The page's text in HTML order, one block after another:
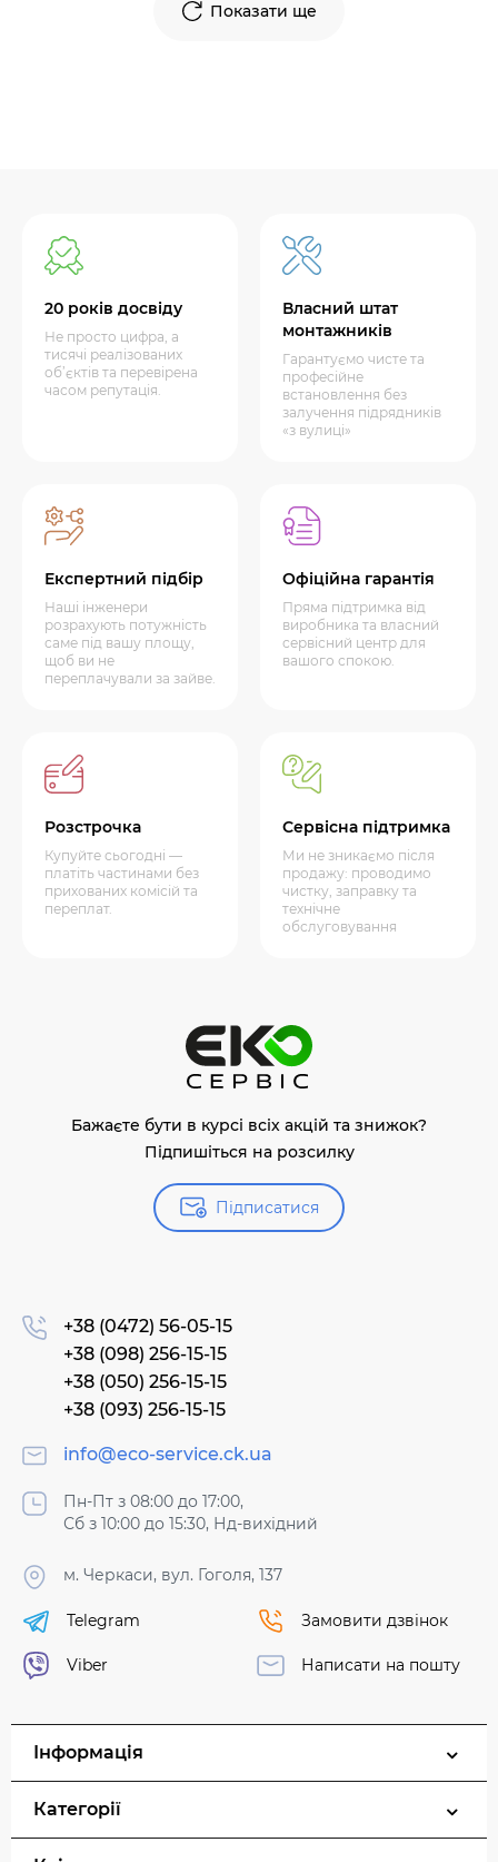
Показати ще
20 років досвіду
Не просто цифра, а
тисячі реалізованих
об’єктів та перевірена
часом репутація.
Власний штат
монтажників
Гарантуємо чисте та
професійне
встановлення без
залучення підрядників
«з вулиці»
Експертний підбір
Наші інженери
розрахують потужність
саме під вашу площу,
щоб ви не
переплачували за зайве.
Офіційна гарантія
Пряма підтримка від
виробника та власний
сервісний центр для
вашого спокою.
Розстрочка
Купуйте сьогодні —
платіть частинами без
прихованих комісій та
переплат.
Сервісна підтримка
Ми не зникаємо після
продажу: проводимо
чистку, заправку та
технічне
обслуговування
Бажаєте бути в курсі всіх акцій та знижок?
Підпишіться на розсилку
Підписатися
+38 (0472) 56-05-15
+38 (098) 256-15-15
+38 (050) 256-15-15
+38 (093) 256-15-15
info@eco-service.ck.ua
Пн-Пт з 08:00 до 17:00,
Сб з 10:00 до 15:30, Нд-вихідний
м. Черкаси, вул. Гоголя, 137
Telegram
Viber
Замовити дзвінок
Написати на пошту
Інформація
Категорії